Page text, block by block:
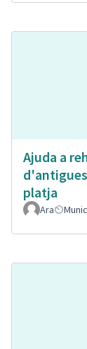
Ajuda a
platja
Ara